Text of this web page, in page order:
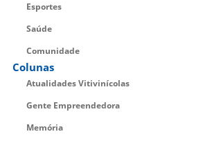
Esportes
Saúde
Comunidade
Colunas
Atualidades Vitivinícolas
Gente Empreendedora
Memória